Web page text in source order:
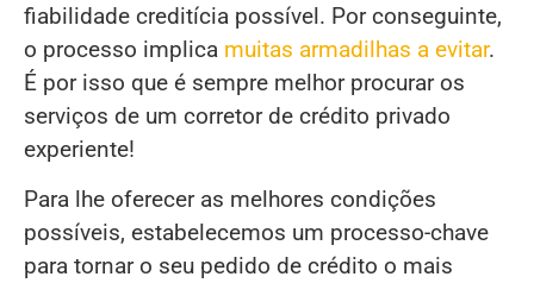
fiabilidade creditícia possível. Por conseguinte,
o processo implica muitas armadilhas a evitar.
É por isso que é sempre melhor procurar os
serviços de um corretor de crédito privado
experiente!
Para lhe oferecer as melhores condições
possíveis, estabelecemos um processo-chave
para tornar o seu pedido de crédito o mais